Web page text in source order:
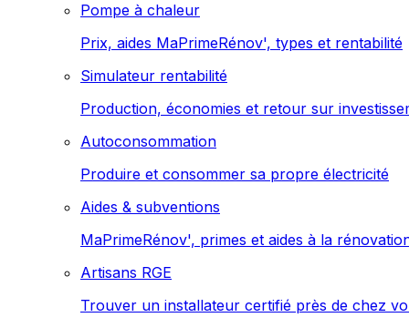
Pompe à chaleur
Prix, aides MaPrimeRénov', types et rentabilité
Simulateur rentabilité
Production, économies et retour sur
Autoconsommation
Produire et consommer sa propre électricité
Aides & subventions
MaPrimeRénov', primes et aides à la
Artisans RGE
Trouver un installateur certifié près de chez